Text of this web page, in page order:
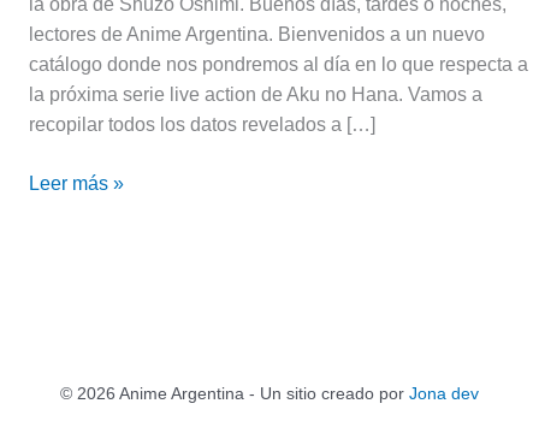
la obra de Shuzo Oshimi. Buenos días, tardes o noches,
lectores de Anime Argentina. Bienvenidos a un nuevo
catálogo donde nos pondremos al día en lo que respecta a
la próxima serie live action de Aku no Hana. Vamos a
recopilar todos los datos revelados a […]
Leer más »
© 2026 Anime Argentina - Un sitio creado por Jona dev